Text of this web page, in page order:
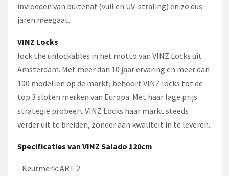
invloeden van buitenaf (vuil en UV-straling) en zo dus
jaren meegaat.
VINZ Locks
lock the unlockables in het motto van VINZ Locks uit
Amsterdam. Met meer dan 10 jaar ervaring en meer dan
100 modellen op de markt, behoort VINZ locks tot de
top 3 sloten merken van Europa. Met haar lage prijs
strategie probeert VINZ Locks haar markt steeds
verder uit te breiden, zonder aan kwaliteit in te leveren.
Specificaties van VINZ Salado 120cm
- Keurmerk: ART 2